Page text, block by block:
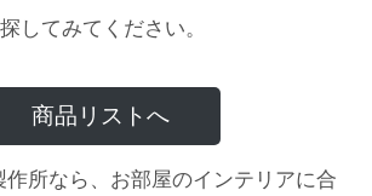
してみてください。
商品リストへ
作所なら、お部屋のインテリアに合